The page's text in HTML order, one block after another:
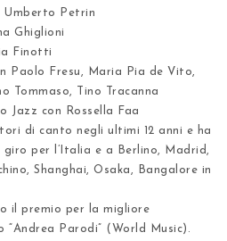
Umberto Petrin
Ghiglioni
Finotti
Paolo Fresu
, Maria Pia de Vito,
Tommaso, Tino Tracanna
Jazz con Rossella Faa
di canto negli ultimi 12 anni e ha
per l’Italia e a
Berlino, Madrid,
Shanghai, Osaka, Bangalore in
il premio per la migliore
Parodi” (World Music).